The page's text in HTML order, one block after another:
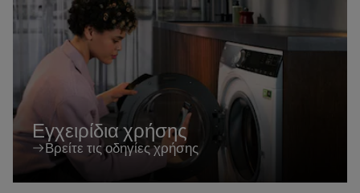
Εγχειρίδια χρήσης
Βρείτε τις οδηγίες χρήσης